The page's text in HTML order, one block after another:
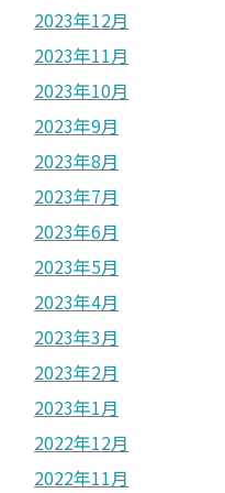
2023年12月
2023年11月
2023年10月
2023年9月
2023年8月
2023年7月
2023年6月
2023年5月
2023年4月
2023年3月
2023年2月
2023年1月
2022年12月
2022年11月